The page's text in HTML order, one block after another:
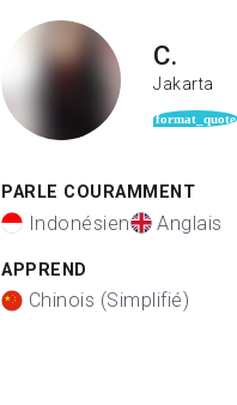
C.
Jakarta
format_quote
PARLE COURAMMENT
Indonésien Anglais
APPREND
Chinois (Simplifié)